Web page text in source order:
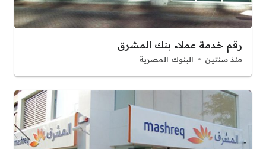
رقم خدمة عملاء بنك المشرق
منذ سنتين البنوك المصرية